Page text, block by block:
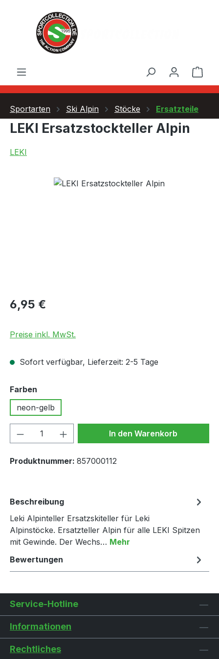
Zum Hauptinhalt springen
Sportarten Ski Alpin Stöcke Ersatzteile
LEKI Ersatzstockteller Alpin
LEKI
Bildergalerie überspringen
Regulärer Preis:
6,95 €
Preise inkl. MwSt.
Sofort verfügbar, Lieferzeit: 2-5 Tage
Farben
neon-gelb
Produkt Anzahl: Gib denIn den Warenkorb
Produktnummer: 857000112
Beschreibung
Leki Alpinteller Ersatzskiteller für Leki
Alpinstöcke. Ersatzteller Alpin für alle LEKI Spitzen
mit Gewinde. Der Wechs… Mehr
Bewertungen
Service-Hotline
Informationen
Rechtliches